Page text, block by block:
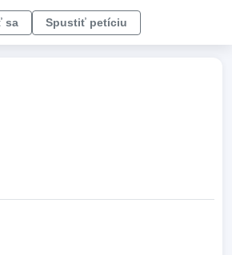
sa Spustiť petíciu